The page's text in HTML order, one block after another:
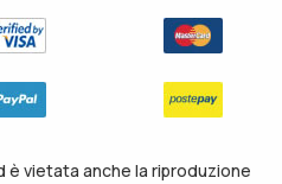
vietata anche la riproduzione